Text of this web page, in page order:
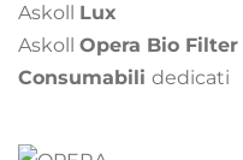
Askoll Lux
Askoll Opera Bio Filter
Consumabili dedicati